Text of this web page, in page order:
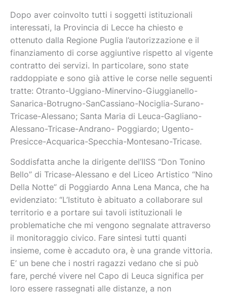
Dopo aver coinvolto tutti i soggetti istituzionali
interessati, la Provincia di Lecce ha chiesto e
ottenuto dalla Regione Puglia l’autorizzazione e il
finanziamento di corse aggiuntive rispetto al vigente
contratto dei servizi. In particolare, sono state
raddoppiate e sono già attive le corse nelle seguenti
tratte: Otranto-Uggiano-Minervino-Giuggianello-
Sanarica-Botrugno-SanCassiano-Nociglia-Surano-
Tricase-Alessano; Santa Maria di Leuca-Gagliano-
Alessano-Tricase-Andrano- Poggiardo; Ugento-
Presicce-Acquarica-Specchia-Montesano-Tricase.
Soddisfatta anche la dirigente del’IISS “Don Tonino
Bello” di Tricase-Alessano e del Liceo Artistico “Nino
Della Notte” di Poggiardo Anna Lena Manca, che ha
evidenziato: “L’Istituto è abituato a collaborare sul
territorio e a portare sui tavoli istituzionali le
problematiche che mi vengono segnalate attraverso
il monitoraggio civico. Fare sintesi tutti quanti
insieme, come è accaduto ora, è una grande vittoria.
E’ un bene che i nostri ragazzi vedano che si può
fare, perché vivere nel Capo di Leuca significa per
loro essere rassegnati alle distanze, a non